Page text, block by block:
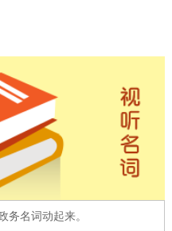
务
要咨询 我要建议
谈
名词动起来。